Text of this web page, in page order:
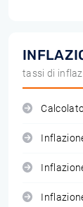
tassi di